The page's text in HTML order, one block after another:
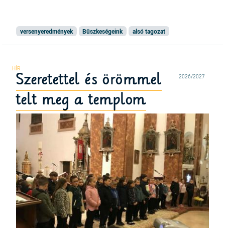
versenyeredmények Büszkeségeink alsó tagozat
2026/2027
Szeretettel és örömmel
telt meg a templom